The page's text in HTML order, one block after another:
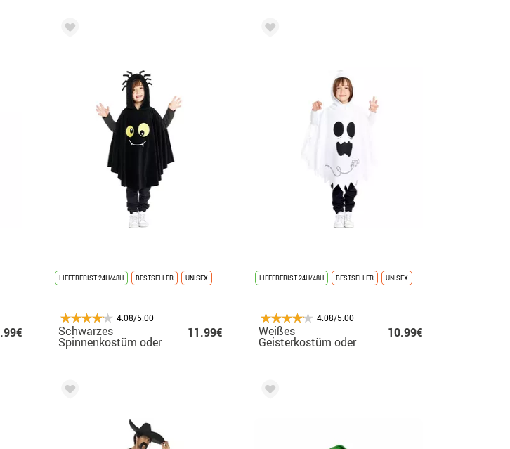
LIEFERFRIST 24H/48H BESTSELLER UNISEX
4.08/5.00
Schwarzes
Spinnenkostüm oder
Poncho mit Kapuze
11.99€
LIEFERFRIST 24H/48H BESTSELLER UNISEX
4.08/5.00
Weißes
Geisterkostüm oder
10.99€